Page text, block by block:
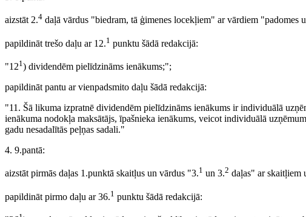
aizstāt 2.4 daļā vārdus "biedram, tā ģimenes locekļiem" ar vārdiem "padomes
papildināt trešo daļu ar 12.1 punktu šādā redakcijā:
"121 ) dividendēm pielīdzināms ienākums;";
papildināt pantu ar vienpadsmito daļu šādā redakcijā:
"11. Šā likuma izpratnē dividendēm pielīdzināms ienākums ir individuālā
ienākuma nodokļa maksātājs, īpašnieka ienākums, veicot individuālā
gadu nesadalītās peļņas sadali."
4. 9.pantā:
aizstāt pirmās daļas 1.punktā skaitļus un vārdus "3.1 un 3.2 daļas" ar skaitļiem
papildināt pirmo daļu ar 36.1 punktu šādā redakcijā: